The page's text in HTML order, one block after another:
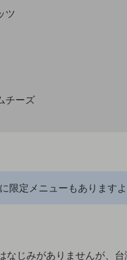
ツ
チーズ
限定メニューもありますよ
なじみがありませんが、